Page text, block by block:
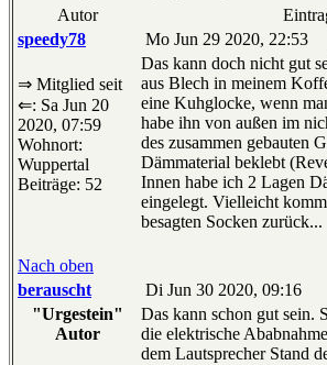
Autor
speedy78
Mo Jun 29 2020, 22:53
⇒ Mitglied seit
⇐: Sa Jun 20
2020, 07:59
Wohnort:
Wuppertal
Beiträge: 52
Das kann doch nicht gut
aus Blech in meinem
eine Kuhglocke, wenn
habe ihn von außen im
des zusammen gebauten
Dämmaterial beklebt
Innen habe ich 2 Lagen
eingelegt. Vielleicht
besagten Socken zurück...
Nach oben
berauscht
Di Jun 30 2020, 09:16
"Urgestein"
Autor
Das kann schon gut sein.
die elektrische
dem Lautsprecher Stand